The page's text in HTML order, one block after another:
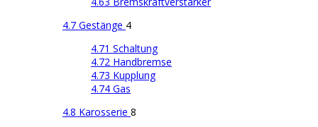
4.7 Gestänge 4
4.71 Schaltung
4.72 Handbremse
4.73 Kupplung
4.74 Gas
4.8 Karosserie 8